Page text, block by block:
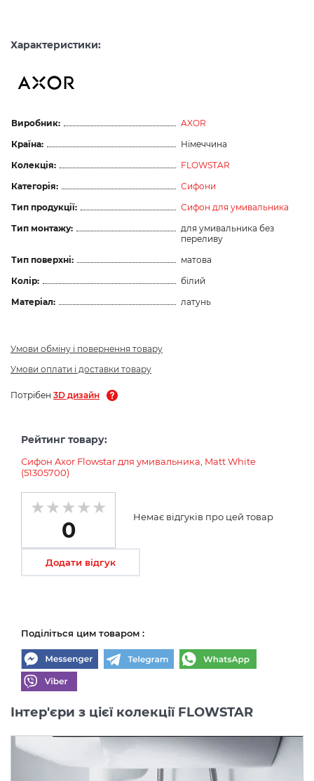
Характеристики:
Виробник:
AXOR
Країна:
Німеччина
Колекція:
FLOWSTAR
Категорія:
Сифони
Тип продукції:
Сифон для умивальника
Тип монтажу:
для умивальника без
переливу
Тип поверхні:
матова
Колір:
білий
Матеріал:
латунь
Умови обміну і повернення товару
Умови оплати і доставки товару
Потрібен 3D дизайн
Рейтинг товару:
Сифон Axor Flowstar для умивальника, Matt White
(51305700)
0
Немає відгуків про цей товар
Додати відгук
Поділіться цим товаром :
Інтер'єри з цієї колекції FLOWSTAR